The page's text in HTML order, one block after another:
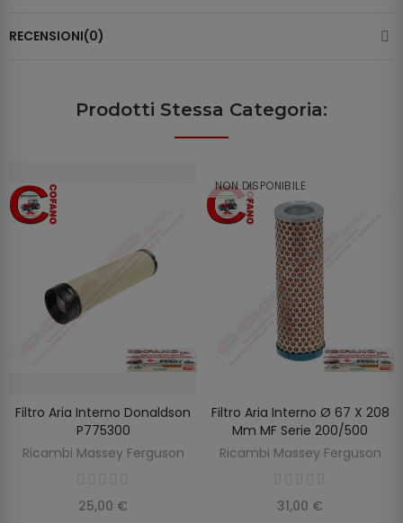
RECENSIONI(0)
Prodotti Stessa Categoria:
AGGIUNGI AL CARRELLO
Filtro Aria Interno Donaldson
P775300
Ricambi Massey Ferguson
25,00 €
NON DISPONIBILE
SCOPRIRE
Filtro Aria Interno Ø 67 X 208
Mm MF Serie 200/500
Ricambi Massey Ferguson
31,00 €